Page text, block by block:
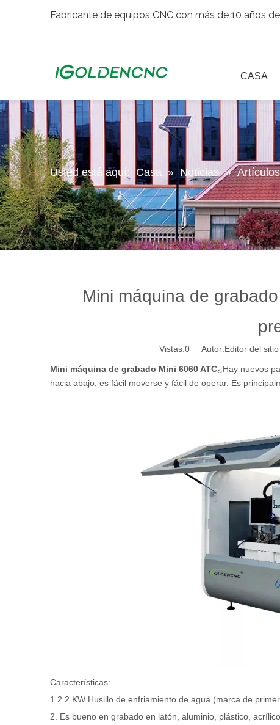
Fabricante de equipos CNC con más de 10 años
CASA
Usted está aquí: Casa » Noticias »
Mini máquina de
Vistas:0 Autor:Editor del
Mini máquina de grabado Mini 6060 ATC¿Hay nuevos
hacia abajo, es fácil moverse y fácil de operar. Es
Características:
1.2.2 KW Husillo de enfriamiento de agua (marca de
2. Es bueno en grabado en latón, aluminio, plástico,